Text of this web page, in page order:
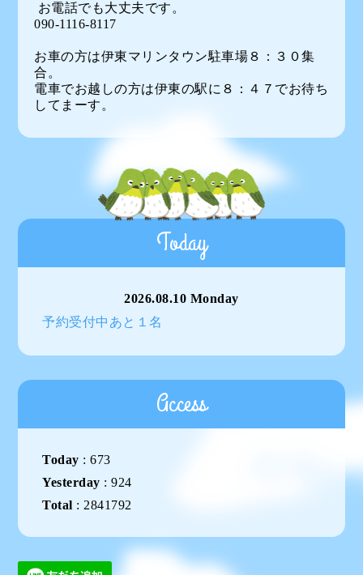
お電話でも大丈夫です。
090-1116-8117
お車の方は伊東マリンタウン駐車場８：３０集
合。
電車でお越しの方は伊東の駅に８：４７でお待ち
してまーす。
Today
2026.08.10 Monday
予約受付中あと１名
Access
Today :673
Yesterday :924
Total : 2841792